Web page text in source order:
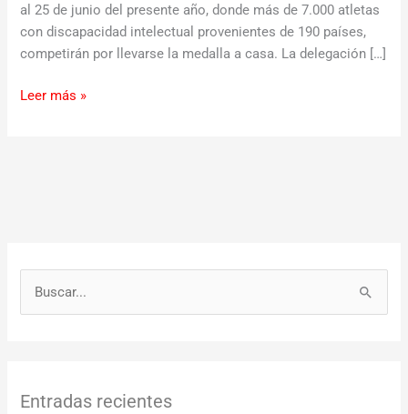
al 25 de junio del presente año, donde más de 7.000 atletas
con discapacidad intelectual provenientes de 190 países,
competirán por llevarse la medalla a casa. La delegación […]
Leer más »
a
Entradas recientes